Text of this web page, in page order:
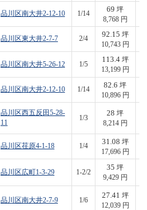
品川区南大井2-12-10 1/14
69 坪
8,768 円
品川区東大井2-7-7 2/4
92.15 坪
10,743 円
品川区南大井5-26-12 1/5
113.4坪
13,199 円
品川区南大井2-12-10 1/14
82.6 坪
10,896 円
品川区西五反田5-28-
11
1/3
28 坪
8,214 円
品川区荏原4-1-18 1/4
31.08 坪
17,696 円
品川区広町1-3-29 1-2/2
35 坪
9,429 円
品川区南大井2-7-9 1/6
27.41 坪
12,039 円